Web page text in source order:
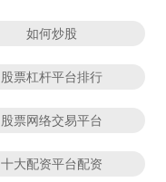
如何炒股
股票杠杆平台排行
股票网络交易平台
十大配资平台配资